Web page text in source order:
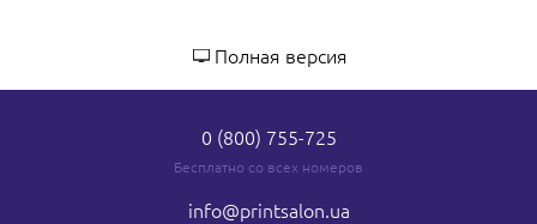
Полная версия
0 (800) 755-725
Бесплатно со всех номеров
info@printsalon.ua